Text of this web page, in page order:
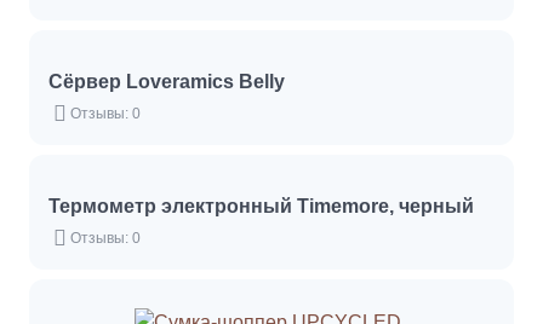
Сёрвер Loveramics Belly
Отзывы: 0
Термометр электронный Timemore, черный
Отзывы: 0